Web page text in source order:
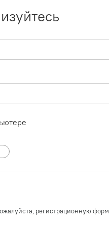
регистрационную